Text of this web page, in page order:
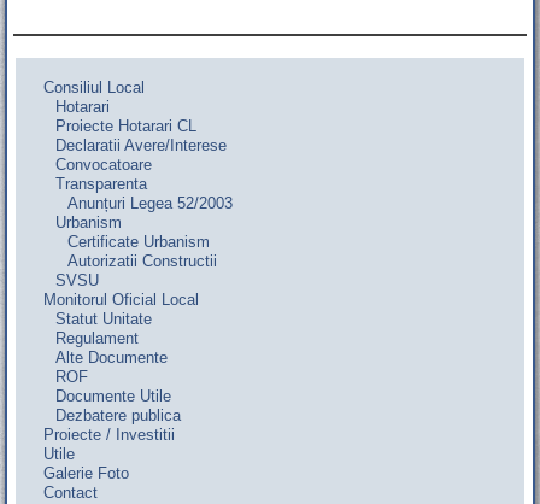
Consiliul Local
Hotarari
Proiecte Hotarari CL
Declaratii Avere/Interese
Convocatoare
Transparenta
Anunțuri Legea 52/2003
Urbanism
Certificate Urbanism
Autorizatii Constructii
SVSU
Monitorul Oficial Local
Statut Unitate
Regulament
Alte Documente
ROF
Documente Utile
Dezbatere publica
Proiecte / Investitii
Utile
Galerie Foto
Contact